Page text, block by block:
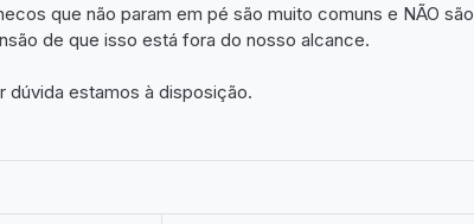
que não param em pé são muito comuns e NÃO são
de que isso está fora do nosso alcance.
dúvida estamos à disposição.